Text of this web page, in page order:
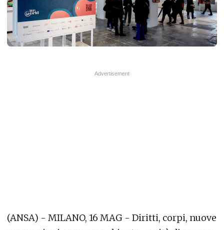
(ANSA) - MILANO, 16 MAG - Diritti, corpi, nuove